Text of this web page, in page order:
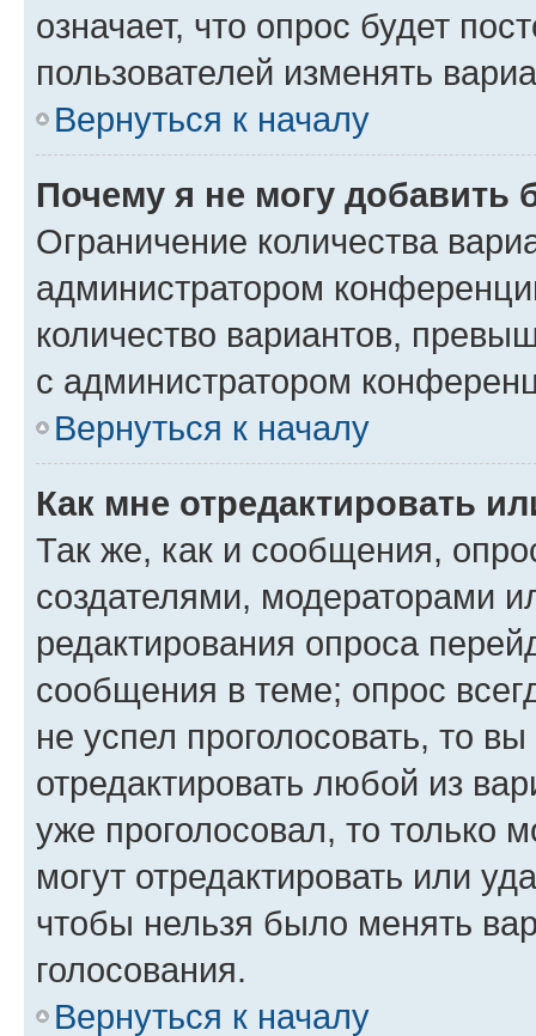
означает, что опрос будет
пользователей изменять
Вернуться к началу
Почему я не могу добавить
Ограничение количества
администратором
количество вариантов,
с администратором
Вернуться к началу
Как мне отредактировать
Так же, как и сообщения,
создателями, модераторами
редактирования опроса
сообщения в теме; опрос
не успел проголосовать, то
отредактировать любой из
уже проголосовал, то только
могут отредактировать или
чтобы нельзя было менять
голосования.
Вернуться к началу